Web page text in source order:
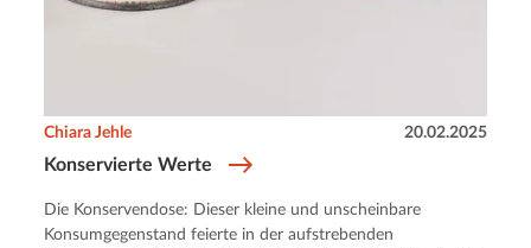
Konservierte Werte
Chiara Jehle 20.02.2025
Die Konservendose: Dieser kleine und unscheinbare
Konsumgegenstand feierte in der aufstrebenden